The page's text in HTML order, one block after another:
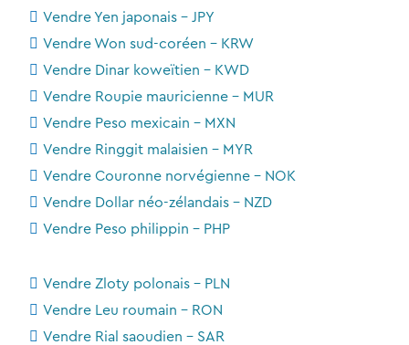
Vendre Yen japonais - JPY
Vendre Won sud-coréen - KRW
Vendre Dinar koweïtien - KWD
Vendre Roupie mauricienne - MUR
Vendre Peso mexicain - MXN
Vendre Ringgit malaisien - MYR
Vendre Couronne norvégienne - NOK
Vendre Dollar néo-zélandais - NZD
Vendre Peso philippin - PHP
Vendre Zloty polonais - PLN
Vendre Leu roumain - RON
Vendre Rial saoudien - SAR